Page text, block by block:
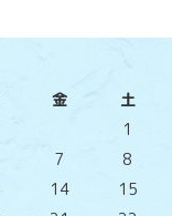
金
土
1
7
8
14
15